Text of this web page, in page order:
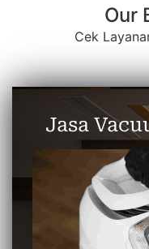
Our
Cek
Jasa